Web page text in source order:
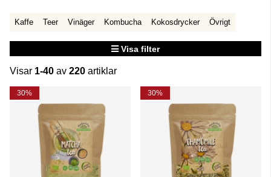
Kaffe Teer Vinäger Kombucha Kokosdrycker Övrigt
Visa filter
Visar 1-40 av 220 artiklar
Produkter
30% 30%